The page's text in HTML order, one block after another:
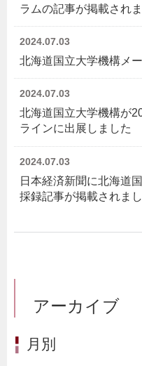
ラムの記事が掲載され
2024.07.03
北海道国立大学機構メ
2024.07.03
北海道国立大学機構が
ラインに出展しました
2024.07.03
日本経済新聞に北海道
採録記事が掲載されま
アーカイブ
月別